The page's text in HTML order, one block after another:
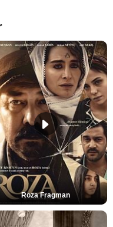
Roza Fragman